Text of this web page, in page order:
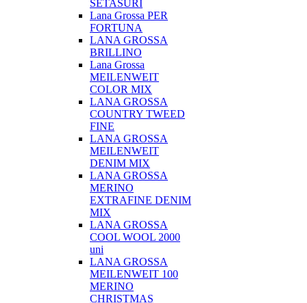
SETASURI
Lana Grossa PER
FORTUNA
LANA GROSSA
BRILLINO
Lana Grossa
MEILENWEIT
COLOR MIX
LANA GROSSA
COUNTRY TWEED
FINE
LANA GROSSA
MEILENWEIT
DENIM MIX
LANA GROSSA
MERINO
EXTRAFINE DENIM
MIX
LANA GROSSA
COOL WOOL 2000
uni
LANA GROSSA
MEILENWEIT 100
MERINO
CHRISTMAS